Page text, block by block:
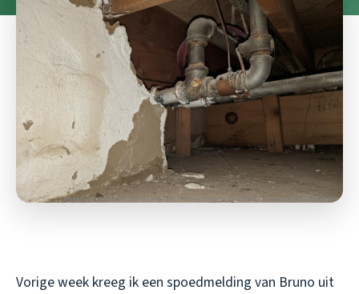
Vorige week kreeg ik een spoedmelding van Bruno uit